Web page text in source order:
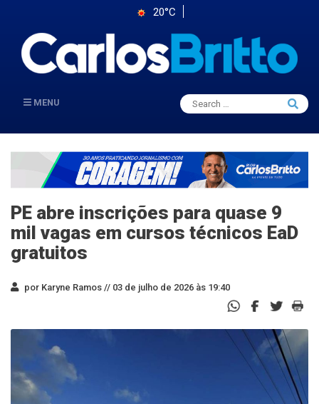
20°C
MENU
Search
for:
Search
PE abre inscrições para quase 9
mil vagas em cursos técnicos EaD
gratuitos
por Karyne Ramos // 03 de julho de 2026 às 19:40